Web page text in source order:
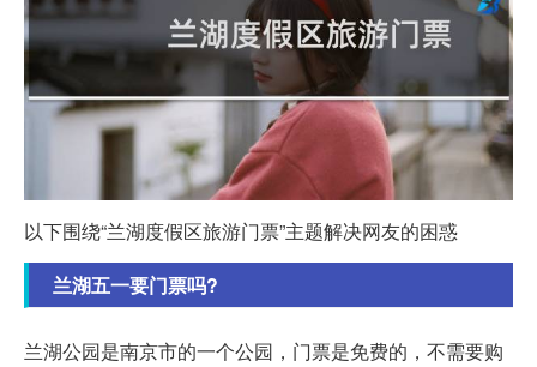
以下围绕“兰湖度假区旅游门票”主题解决网友的困惑
兰湖五一要门票吗?
兰湖公园是南京市的一个公园，门票是免费的，不需要购